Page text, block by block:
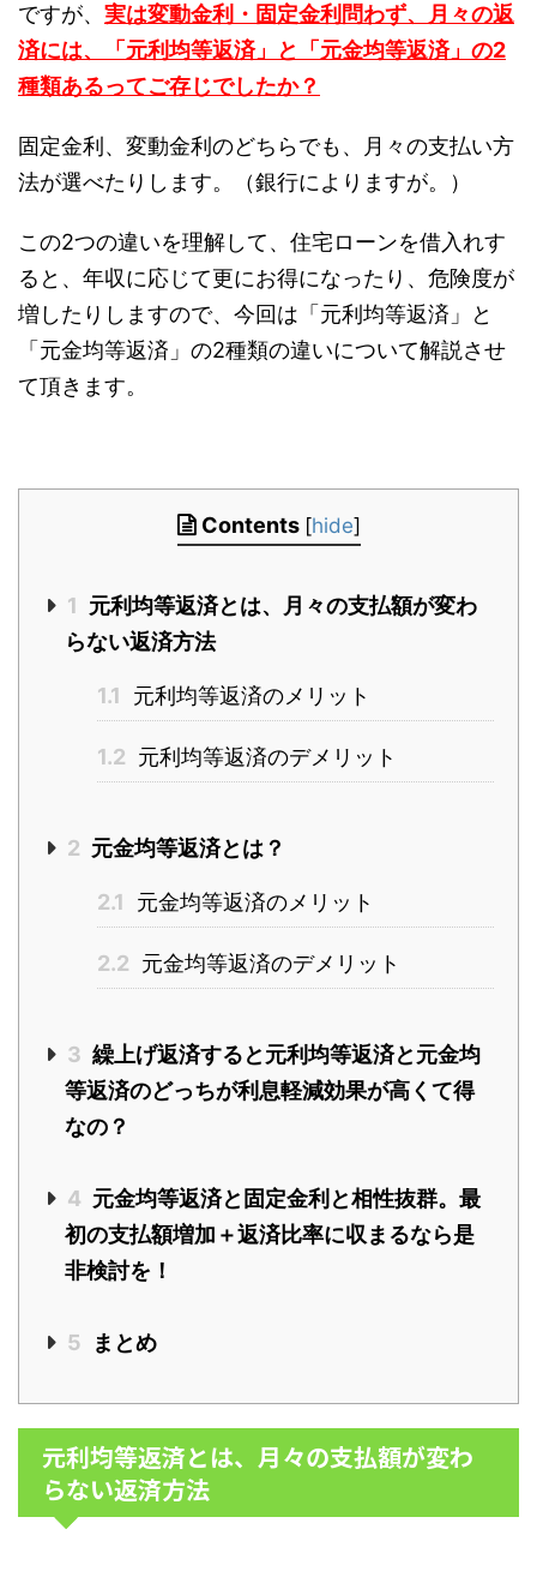
ですが、 実は変動金利・固定金利問わず、月々の返
済には、「元利均等返済」と「元金均等返済」の2
種類あるってご存じでしたか？
固定金利、変動金利のどちらでも、月々の支払い方
法が選べたりします。（銀行によりますが。）
この2つの違いを理解して、住宅ローンを借入れす
ると、年収に応じて更にお得になったり、危険度が
増したりしますので、今回は「元利均等返済」と
「元金均等返済」の2種類の違いについて解説させ
て頂きます。
Contents [hide]
1 元利均等返済とは、月々の支払額が変わ
らない返済方法
1.1 元利均等返済のメリット
1.2 元利均等返済のデメリット
2 元金均等返済とは？
2.1 元金均等返済のメリット
2.2 元金均等返済のデメリット
3 繰上げ返済すると元利均等返済と元金均
等返済のどっちが利息軽減効果が高くて得
なの？
4 元金均等返済と固定金利と相性抜群。最
初の支払額増加＋返済比率に収まるなら是
非検討を！
5 まとめ
元利均等返済とは、月々の支払額が変わ
らない返済方法